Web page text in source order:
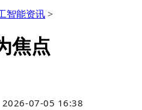
智能资讯 >
焦点
2026-07-05 16:38